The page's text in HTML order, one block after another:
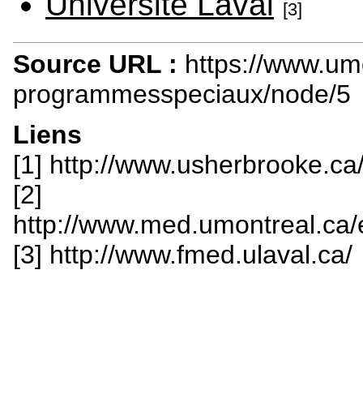
[3]
Source URL : https://
programmesspeciaux/node/5
Liens
[1] http://
[2]
http://
[3] http://www.fmed.ulaval.ca/